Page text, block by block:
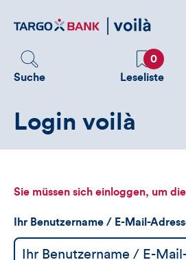
zum
Suche
Favoriten
0
Leseliste
Login voilà
Sie müssen sich einloggen, um
Ihr Benutzername / E-Mail-